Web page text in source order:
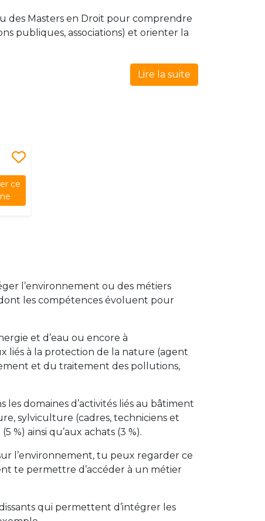
des Masters en Droit pour comprendre
publiques, associations) et orienter la
Lire la suite
ce
l’environnement ou des métiers
les compétences évoluent pour
et d’eau ou encore à
liés à la protection de la nature (agent
et du traitement des pollutions,
les domaines d’activités liés au bâtiment
sylviculture (cadres, techniciens et
%) ainsi qu’aux achats (3 %).
l’environnement, tu peux regarder ce
te permettre d’accéder à un métier
qui permettent d’intégrer les